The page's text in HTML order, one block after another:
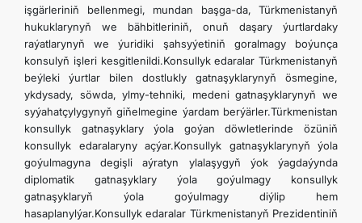
işgärleriniň bellenmegi, mundan başga-da, Türkmenistanyň
hukuklarynyň we bähbitleriniň, onuň daşary ýurtlardaky
raýatlarynyň we ýuridiki şahsyýetiniň goralmagy boýunça
konsulyň işleri kesgitlenildi.Konsullyk edaralar Türkmenistanyň
beýleki ýurtlar bilen dostlukly gatnaşyklarynyň ösmegine,
ykdysady, söwda, ylmy-tehniki, medeni gatnaşyklarynyň we
syýahatçylygynyň giňelmegine ýardam berýärler.Türkmenistan
konsullyk gatnaşyklary ýola goýan döwletlerinde özüniň
konsullyk edaralaryny açýar.Konsullyk gatnaşyklarynyň ýola
goýulmagyna degişli aýratyn ylalaşygyň ýok ýagdaýynda
diplomatik gatnaşyklary ýola goýulmagy konsullyk
gatnaşyklaryň ýola goýulmagy diýlip hem
hasaplanylýar.Konsullyk edaralar Türkmenistanyň Prezidentiniň